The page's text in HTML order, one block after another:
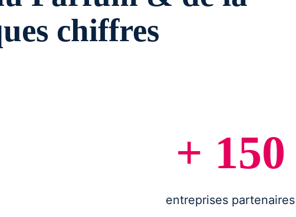
chiffres
+ 150
entreprises partenaires